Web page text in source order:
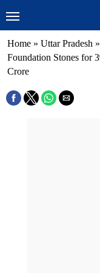
Home » Uttar Pradesh »
Foundation Stones for
Crore